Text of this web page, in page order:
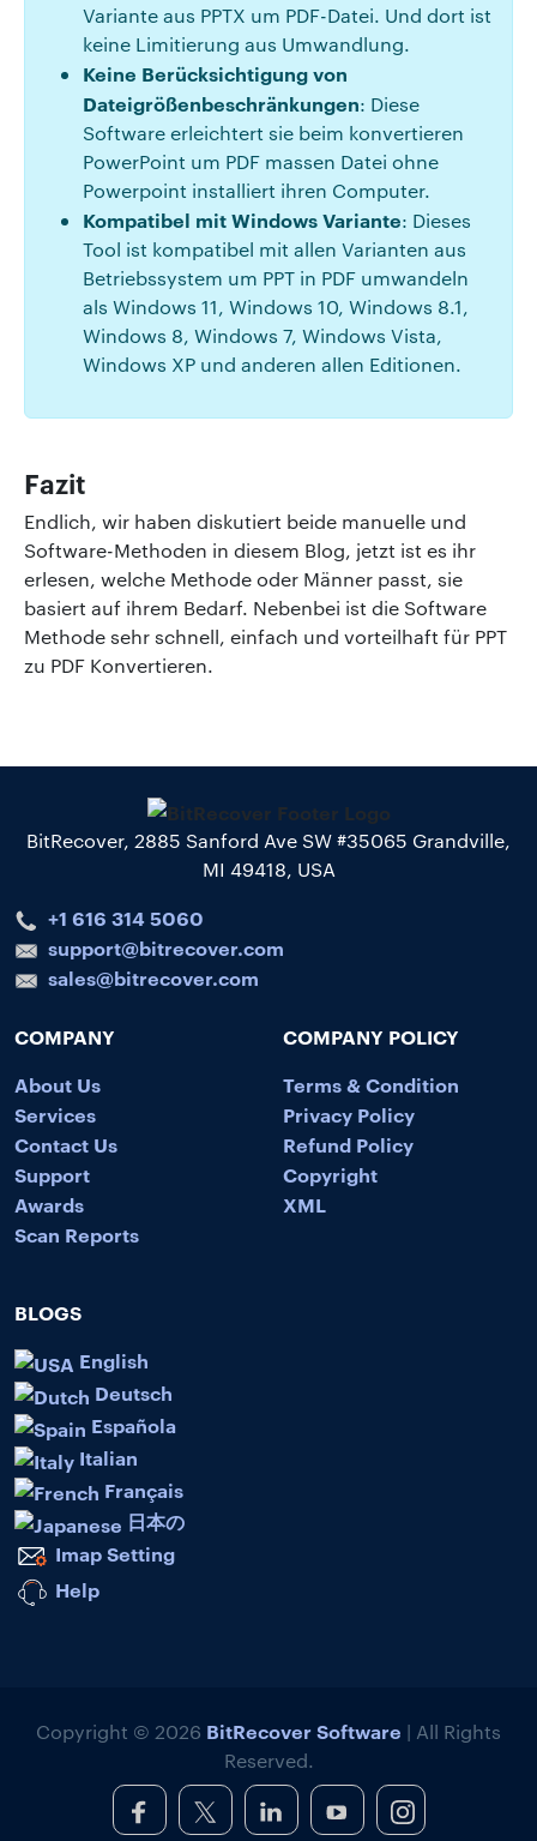
Variante aus PPTX um PDF-Datei. Und dort ist
keine Limitierung aus Umwandlung.
Keine Berücksichtigung von
Dateigrößenbeschränkungen: Diese
Software erleichtert sie beim konvertieren
PowerPoint um PDF massen Datei ohne
Powerpoint installiert ihren Computer.
Kompatibel mit Windows Variante: Dieses
Tool ist kompatibel mit allen Varianten aus
Betriebssystem um PPT in PDF umwandeln
als Windows 11, Windows 10, Windows 8.1,
Windows 8, Windows 7, Windows Vista,
Windows XP und anderen allen Editionen.
Fazit
Endlich, wir haben diskutiert beide manuelle und
Software-Methoden in diesem Blog, jetzt ist es ihr
erlesen, welche Methode oder Männer passt, sie
basiert auf ihrem Bedarf. Nebenbei ist die Software
Methode sehr schnell, einfach und vorteilhaft für PPT
zu PDF Konvertieren.
BitRecover, 2885 Sanford Ave SW #35065 Grandville,
MI 49418, USA
+1 616 314 5060
support@bitrecover.com
sales@bitrecover.com
COMPANY
About Us
Services
Contact Us
Support
Awards
Scan Reports
COMPANY POLICY
Terms & Condition
Privacy Policy
Refund Policy
Copyright
XML
BLOGS
English
Deutsch
Española
Italian
Français
日本の
Imap Setting
Help
Copyright © 2026 BitRecover Software | All Rights
Reserved.